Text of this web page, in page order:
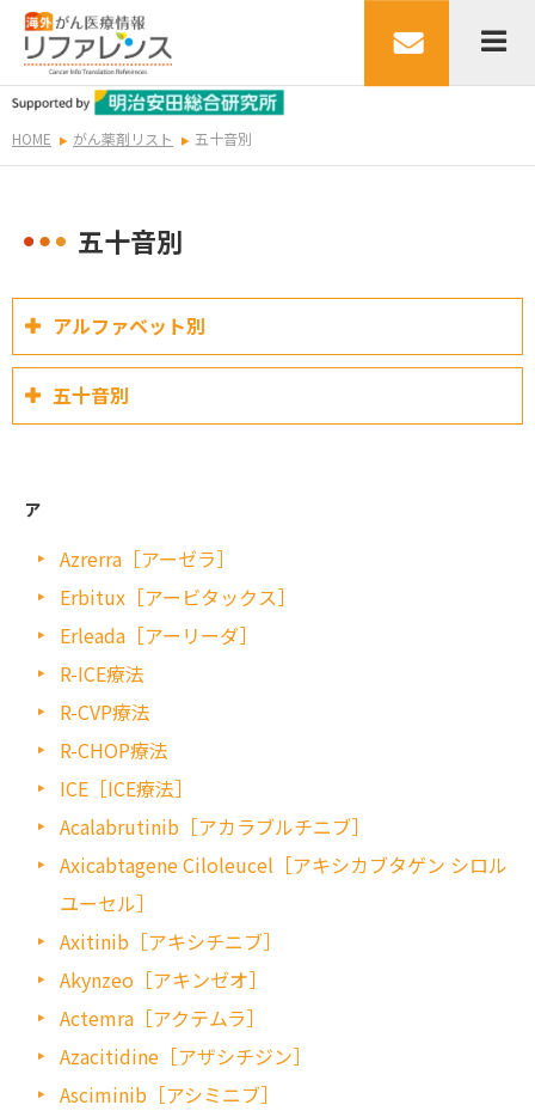
HOME がん薬剤リスト 五十音別
五十音別
アルファベット別
五十音別
ア
Azrerra［アーゼラ］
Erbitux［アービタックス］
Erleada［アーリーダ］
R-ICE療法
R-CVP療法
R-CHOP療法
ICE［ICE療法］
Acalabrutinib［アカラブルチニブ］
Axicabtagene Ciloleucel［アキシカブタゲン シロル
ユーセル］
Axitinib［アキシチニブ］
Akynzeo［アキンゼオ］
Actemra［アクテムラ］
Azacitidine［アザシチジン］
Asciminib［アシミニブ］